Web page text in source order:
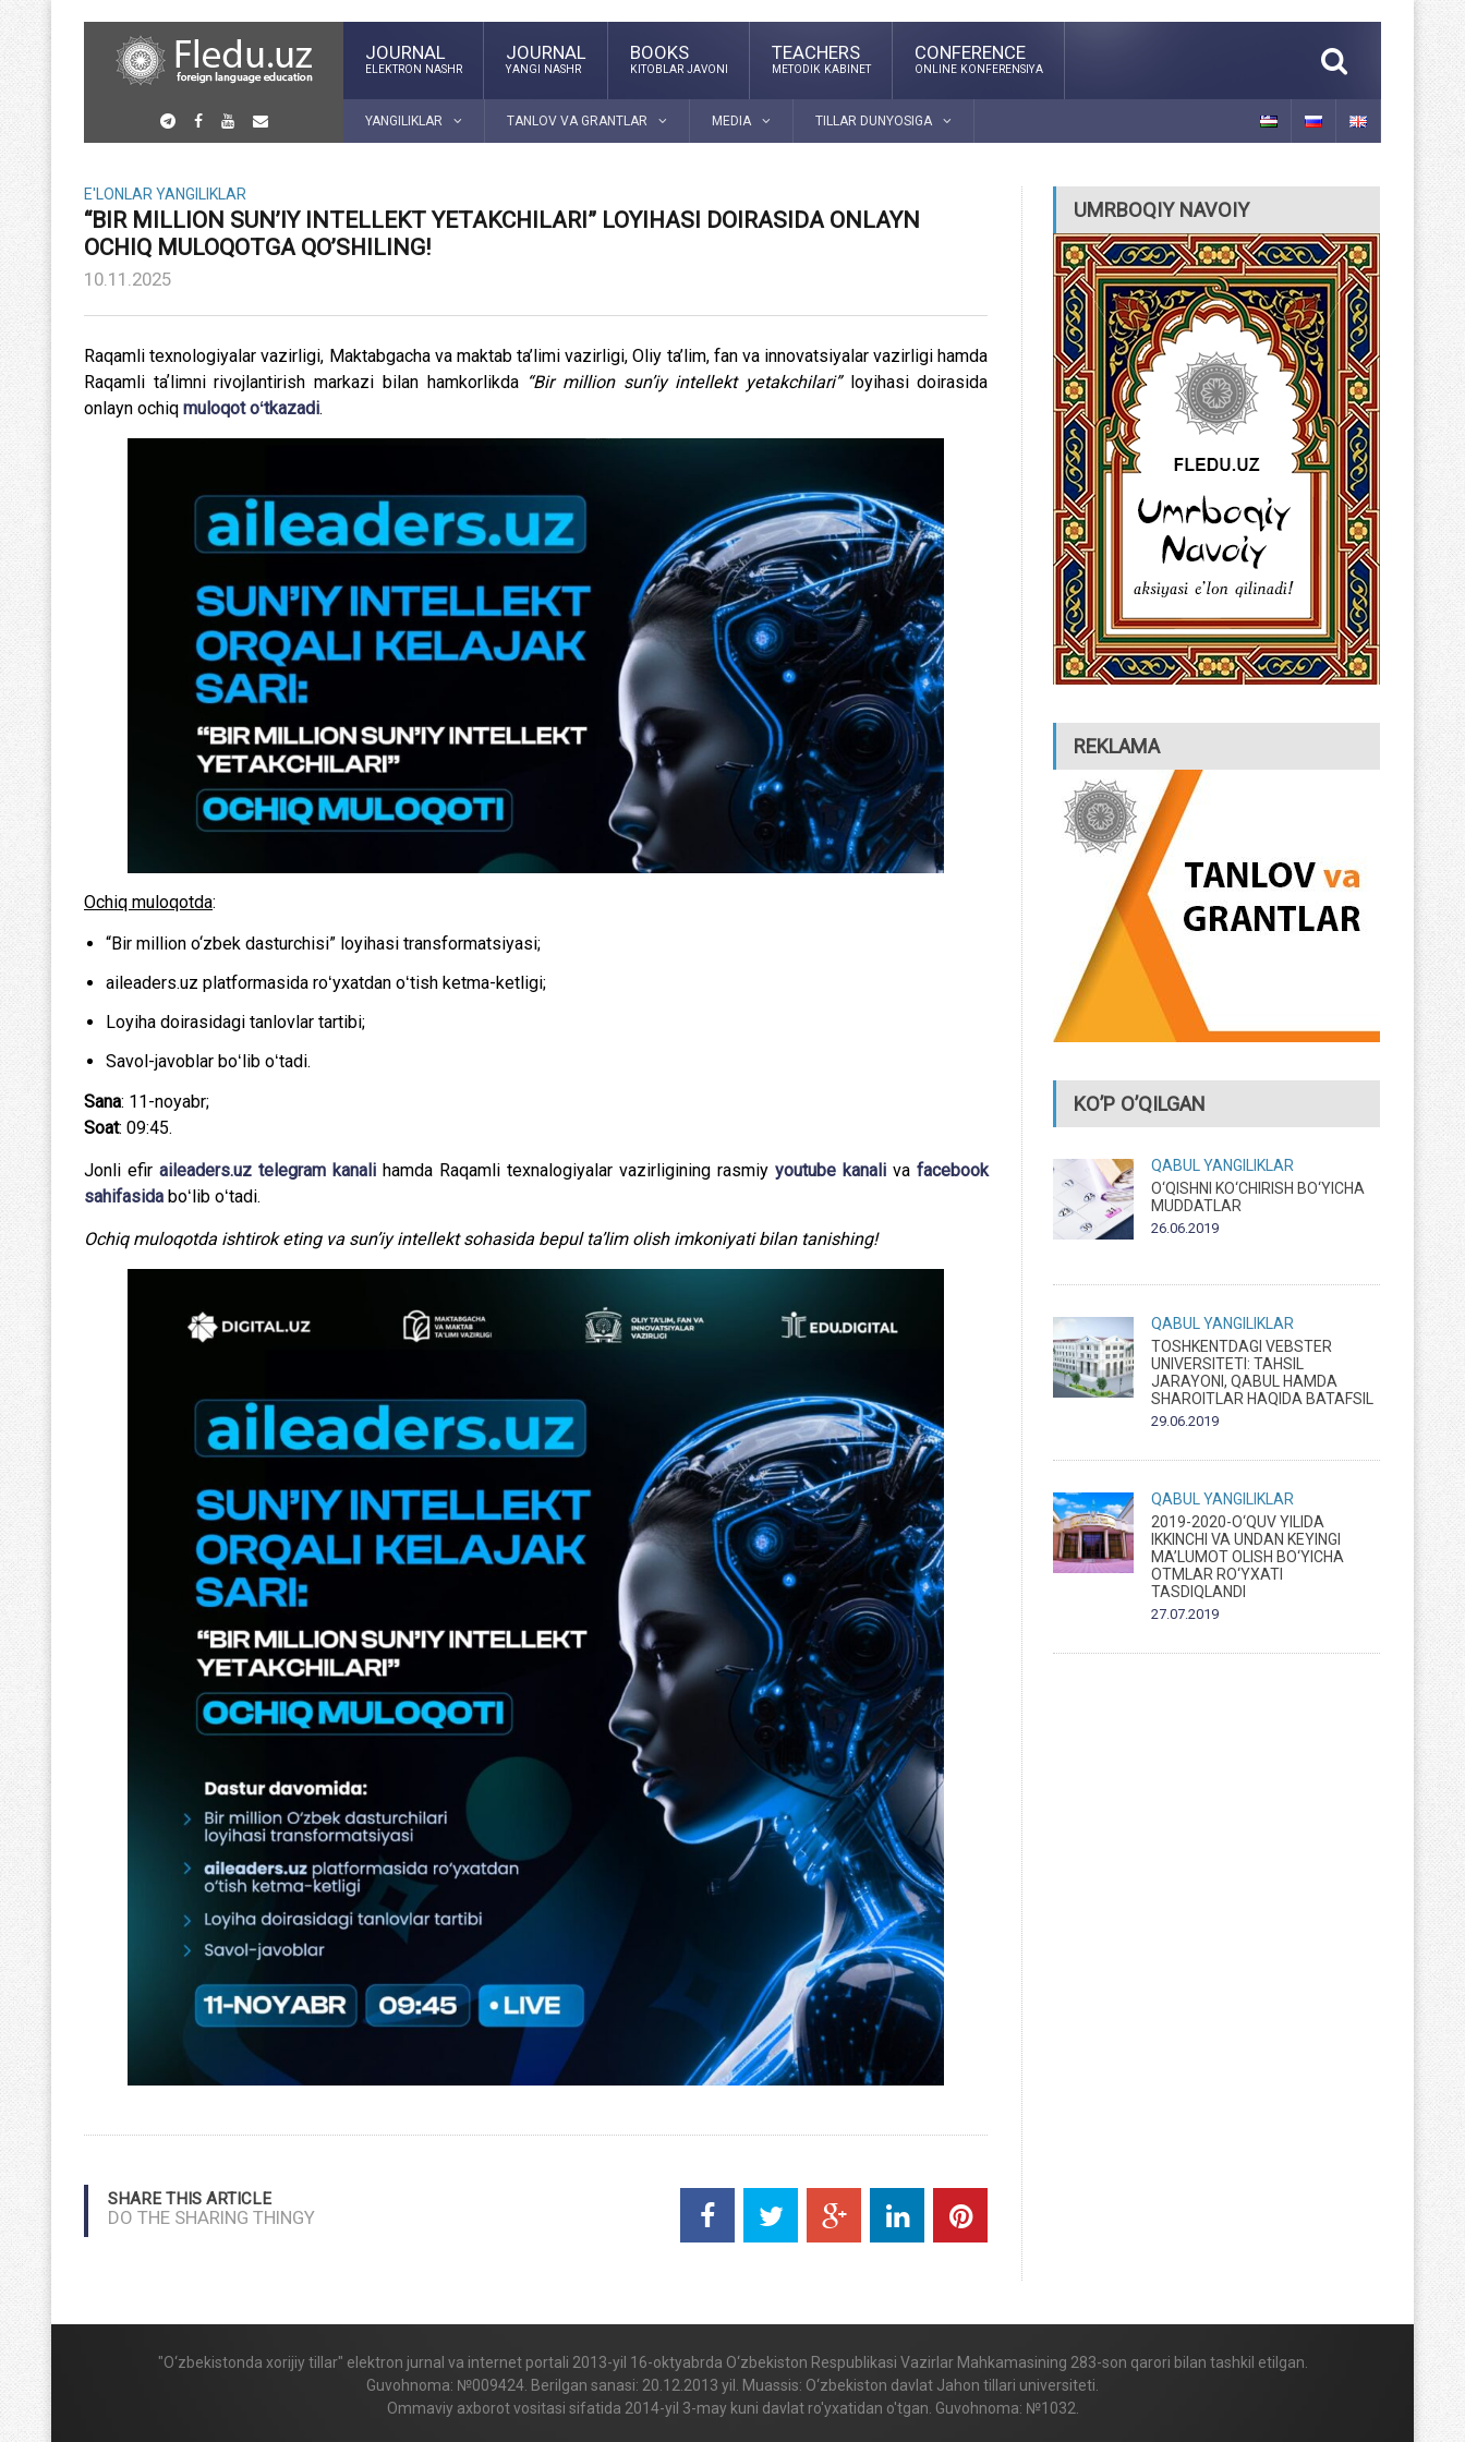
JOURNAL
ELEKTRON NASHR
JOURNAL
YANGI NASHR
BOOKS
KITOBLAR JAVONI
TEACHERS
METODIK KABINET
CONFERENCE
ONLINE KONFERENSIYA
YANGILIKLAR TANLOV VA GRANTLAR MEDIA TILLAR DUNYOSIGA
E'LONLAR YANGILIKLAR
“BIR MILLION SUN’IY INTELLEKT YETAKCHILARI” LOYIHASI DOIRASIDA ONLAYN
OCHIQ MULOQOTGA QO’SHILING!
10.11.2025
Raqamli texnologiyalar vazirligi, Maktabgacha va maktab ta’limi vazirligi, Oliy ta’lim, fan va innovatsiyalar vazirligi hamda
Raqamli taʼlimni rivojlantirish markazi bilan hamkorlikda “Bir million sun’iy intellekt yetakchilari”loyihasi doirasida
onlayn ochiq muloqot oʻtkazadi.
Ochiq muloqotda:
“Bir million o‘zbek dasturchisi” loyihasi transformatsiyasi;
aileaders.uz platformasida roʻyxatdan oʻtish ketma-ketligi;
Loyiha doirasidagi tanlovlar tartibi;
Savol-javoblar boʻlib oʻtadi.
Sana: 11-noyabr;
Soat: 09:45.
Jonli efir aileaders.uz telegram kanali hamda Raqamli texnalogiyalar vazirligining rasmiy youtube kanaliva facebook
sahifasida boʻlib oʻtadi.
Ochiq muloqotda ishtirok eting va sun’iy intellekt sohasida bepul ta’lim olish imkoniyati bilan tanishing!
SHARE THIS ARTICLE
DO THE SHARING THINGY
UMRBOQIY NAVOIY
REKLAMA
KO’P O’QILGAN
QABUL
YANGILIKLAR
O‘QISHNI KO‘CHIRISH BO‘YICHA
MUDDATLAR
26.06.2019
QABUL
YANGILIKLAR
TOSHKENTDAGI VEBSTER
UNIVERSITETI: TAHSIL
JARAYONI, QABUL HAMDA
SHAROITLAR HAQIDA BATAFSIL
29.06.2019
QABUL
YANGILIKLAR
2019-2020-O‘QUV YILIDA
IKKINCHI VA UNDAN KEYINGI
MA’LUMOT OLISH BO‘YICHA
OTMLAR RO‘YXATI
TASDIQLANDI
27.07.2019
"O‘zbekistonda xorijiy tillar" elektron jurnal va internet portali 2013-yil 16-oktyabrda O‘zbekiston Respublikasi Vazirlar Mahkamasining 283-son qarori bilan tashkil etilgan.
Guvohnoma: №009424. Berilgan sanasi: 20.12.2013 yil. Muassis: O‘zbekiston davlat Jahon tillari universiteti.
Ommaviy axborot vositasi sifatida 2014-yil 3-may kuni davlat ro'yxatidan o'tgan. Guvohnoma: №1032.